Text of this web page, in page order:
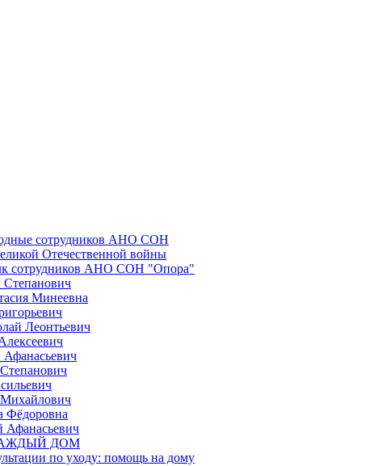
сотрудников АНО СОН
Отечественной войны
сотрудников АНО СОН "Опора"
Степанович
Минеевна
Леонтьевич
Афанасьевич
Фёдоровна
Афанасьевич
ДОМ
по уходу: помощь на дому